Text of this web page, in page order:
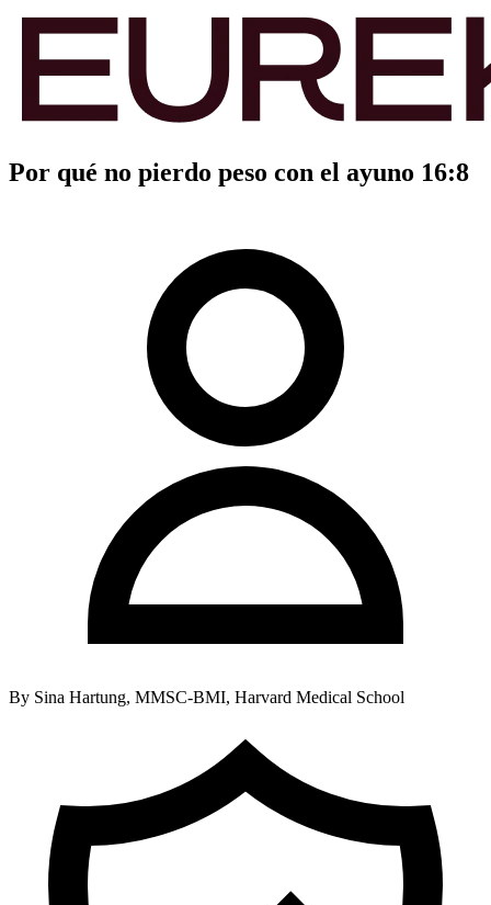
Por qué no pierdo peso con el ayuno 16:8
By Sina Hartung, MMSC-BMI, Harvard Medical School